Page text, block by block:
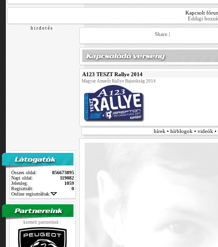
Kapcsolt
Eddigi
h i r d e t é s
Összes oldal:
856673895
Napi oldal:
119082
Jelenleg:
1059
Regisztrált:
0
Online regisztráltak:
kiemelt partnerünk :
Share |
A123 TESZT Rallye 2014
Magyar Amatőr Rallye Bajnokság 2014
hírek • hírblogok • videók